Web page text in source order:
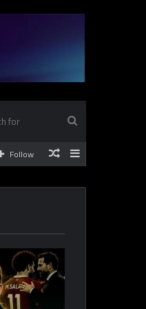
for
Random
Follow